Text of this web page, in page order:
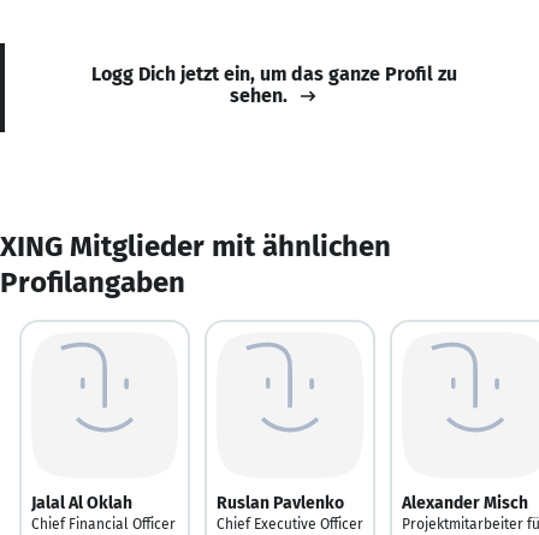
Logg Dich jetzt ein, um das ganze Profil zu
sehen.
XING Mitglieder mit ähnlichen
Profilangaben
Jalal Al Oklah
Chief Financial Officer
Ruslan Pavlenko
Chief Executive Officer
Alexander Misch
Projektmitarbeiter